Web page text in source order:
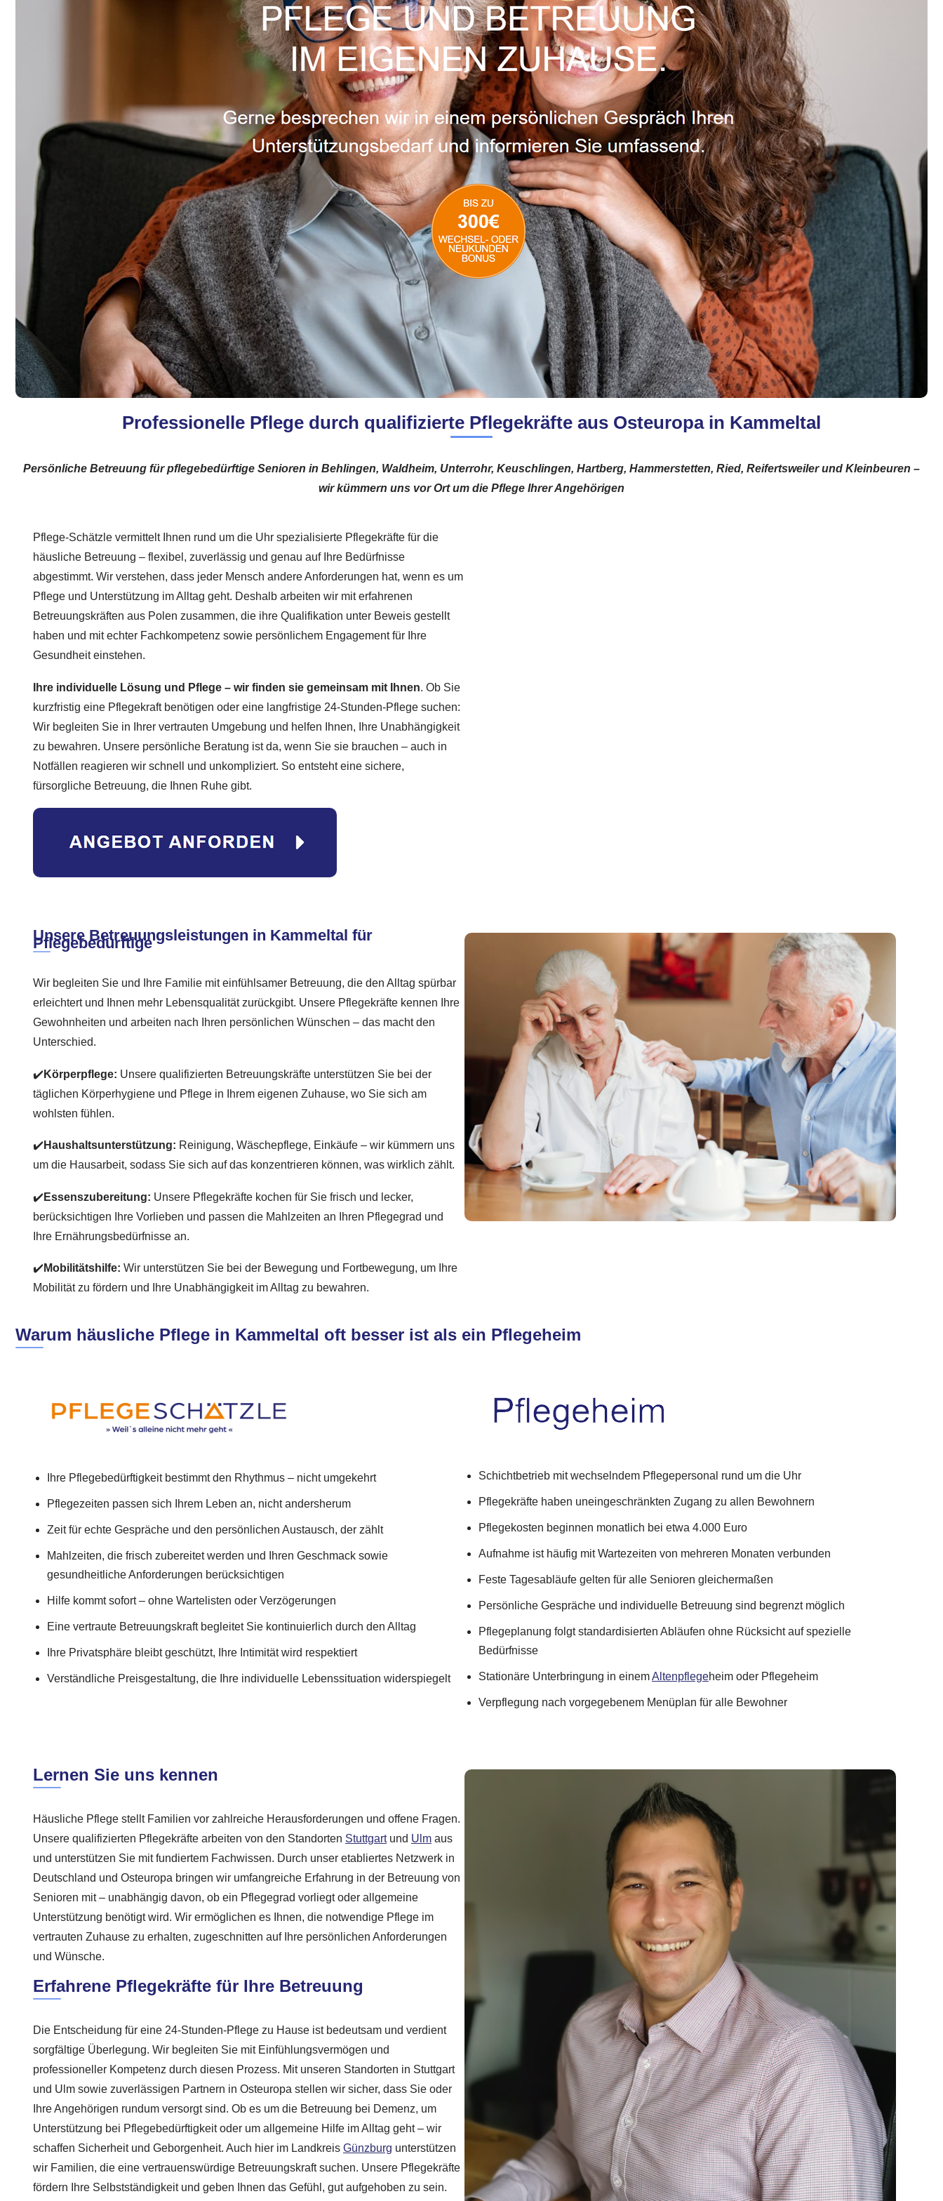
Professionelle Pflege durch qualifizierte Pflegekräfte aus Osteuropa in Kammeltal
Persönliche Betreuung für pflegebedürftige Senioren in Behlingen, Waldheim, Unterrohr, Keuschlingen, Hartberg, Hammerstetten, Ried, Reifertsweiler und Kleinbeuren –
wir kümmern uns vor Ort um die Pflege Ihrer Angehörigen
Pflege-Schätzle vermittelt Ihnen rund um die Uhr spezialisierte Pflegekräfte für die
häusliche Betreuung – flexibel, zuverlässig und genau auf Ihre Bedürfnisse
abgestimmt. Wir verstehen, dass jeder Mensch andere Anforderungen hat, wenn es um
Pflege und Unterstützung im Alltag geht. Deshalb arbeiten wir mit erfahrenen
Betreuungskräften aus Polen zusammen, die ihre Qualifikation unter Beweis gestellt
haben und mit echter Fachkompetenz sowie persönlichem Engagement für Ihre
Gesundheit einstehen.
Ihre individuelle Lösung und Pflege – wir finden sie gemeinsam mit Ihnen. Ob Sie
kurzfristig eine Pflegekraft benötigen oder eine langfristige 24-Stunden-Pflege suchen:
Wir begleiten Sie in Ihrer vertrauten Umgebung und helfen Ihnen, Ihre Unabhängigkeit
zu bewahren. Unsere persönliche Beratung ist da, wenn Sie sie brauchen – auch in
Notfällen reagieren wir schnell und unkompliziert. So entsteht eine sichere,
fürsorgliche Betreuung, die Ihnen Ruhe gibt.
Unsere Betreuungsleistungen in Kammeltal für
Pflegebedürftige
Wir begleiten Sie und Ihre Familie mit einfühlsamer Betreuung, die den Alltag spürbar
erleichtert und Ihnen mehr Lebensqualität zurückgibt. Unsere Pflegekräfte kennen Ihre
Gewohnheiten und arbeiten nach Ihren persönlichen Wünschen – das macht den
Unterschied.
✔️ Körperpflege: Unsere qualifizierten Betreuungskräfte unterstützen Sie bei der
täglichen Körperhygiene und Pflege in Ihrem eigenen Zuhause, wo Sie sich am
wohlsten fühlen.
✔️ Haushaltsunterstützung: Reinigung, Wäschepflege, Einkäufe – wir kümmern uns
um die Hausarbeit, sodass Sie sich auf das konzentrieren können, was wirklich zählt.
✔️ Essenszubereitung: Unsere Pflegekräfte kochen für Sie frisch und lecker,
berücksichtigen Ihre Vorlieben und passen die Mahlzeiten an Ihren Pflegegrad und
Ihre Ernährungsbedürfnisse an.
✔️ Mobilitätshilfe: Wir unterstützen Sie bei der Bewegung und Fortbewegung, um Ihre
Mobilität zu fördern und Ihre Unabhängigkeit im Alltag zu bewahren.
Warum häusliche Pflege in Kammeltal oft besser ist als ein Pflegeheim
Ihre Pflegebedürftigkeit bestimmt den Rhythmus – nicht umgekehrt
Pflegezeiten passen sich Ihrem Leben an, nicht andersherum
Zeit für echte Gespräche und den persönlichen Austausch, der zählt
Mahlzeiten, die frisch zubereitet werden und Ihren Geschmack sowie
gesundheitliche Anforderungen berücksichtigen
Hilfe kommt sofort – ohne Wartelisten oder Verzögerungen
Eine vertraute Betreuungskraft begleitet Sie kontinuierlich durch den Alltag
Ihre Privatsphäre bleibt geschützt, Ihre Intimität wird respektiert
Verständliche Preisgestaltung, die Ihre individuelle Lebenssituation widerspiegelt
Schichtbetrieb mit wechselndem Pflegepersonal rund um die Uhr
Pflegekräfte haben uneingeschränkten Zugang zu allen Bewohnern
Pflegekosten beginnen monatlich bei etwa 4.000 Euro
Aufnahme ist häufig mit Wartezeiten von mehreren Monaten verbunden
Feste Tagesabläufe gelten für alle Senioren gleichermaßen
Persönliche Gespräche und individuelle Betreuung sind begrenzt möglich
Pflegeplanung folgt standardisierten Abläufen ohne Rücksicht auf spezielle
Bedürfnisse
Stationäre Unterbringung in einemAltenpflegeheim oder Pflegeheim
Verpflegung nach vorgegebenem Menüplan für alle Bewohner
Lernen Sie uns kennen
Häusliche Pflege stellt Familien vor zahlreiche Herausforderungen und offene Fragen.
Unsere qualifizierten Pflegekräfte arbeiten von den Standorten Stuttgartund Ulm aus
und unterstützen Sie mit fundiertem Fachwissen. Durch unser etabliertes Netzwerk in
Deutschland und Osteuropa bringen wir umfangreiche Erfahrung in der Betreuung von
Senioren mit – unabhängig davon, ob ein Pflegegrad vorliegt oder allgemeine
Unterstützung benötigt wird. Wir ermöglichen es Ihnen, die notwendige Pflege im
vertrauten Zuhause zu erhalten, zugeschnitten auf Ihre persönlichen Anforderungen
und Wünsche.
Erfahrene Pflegekräfte für Ihre Betreuung
Die Entscheidung für eine 24-Stunden-Pflege zu Hause ist bedeutsam und verdient
sorgfältige Überlegung. Wir begleiten Sie mit Einfühlungsvermögen und
professioneller Kompetenz durch diesen Prozess. Mit unseren Standorten in Stuttgart
und Ulm sowie zuverlässigen Partnern in Osteuropa stellen wir sicher, dass Sie oder
Ihre Angehörigen rundum versorgt sind. Ob es um die Betreuung bei Demenz, um
Unterstützung bei Pflegebedürftigkeit oder um allgemeine Hilfe im Alltag geht – wir
schaffen Sicherheit und Geborgenheit. Auch hier im Landkreis Günzburg unterstützen
wir Familien, die eine vertrauenswürdige Betreuungskraft suchen. Unsere Pflegekräfte
fördern Ihre Selbstständigkeit und geben Ihnen das Gefühl, gut aufgehoben zu sein.